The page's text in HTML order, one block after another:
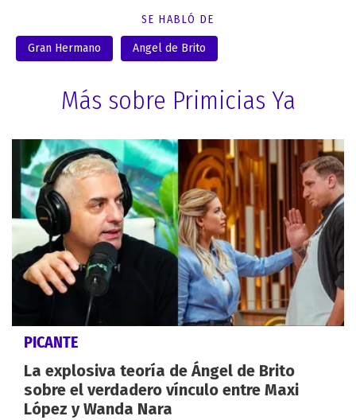
SE HABLÓ DE
Gran Hermano Angel de Brito
Más sobre Primicias Ya
PICANTE
La explosiva teoría de Ángel de Brito
sobre el verdadero vínculo entre Maxi
López y Wanda Nara